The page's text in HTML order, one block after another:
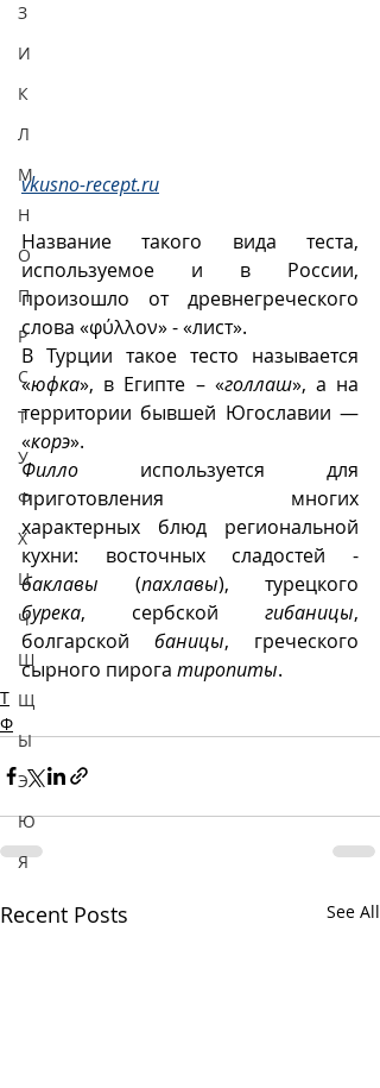
З
И
К
Л
М
Н
О
П
Р
С
Т
У
Ф
Х
Ц
Ч
Ш
Щ
Ы
Э
Ю
Я
vkusno-recept.ru
Название такого вида теста,
используемое и в России,
произошло от древнегреческого
слова «φύλλον» - «лист».
В Турции такое тесто называется
«юфка», в Египте – «голлаш», а на
территории бывшей Югославии —
«корэ».
Филло используется для
приготовления многих
характерных блюд региональной
баклавы (пахлавы
бурека, сербской гибаницы,
болгарской баницы, греческого
сырного пирога тиропиты.
Т
Ф
Recent Posts See All